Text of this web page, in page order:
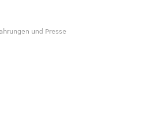
und Presse